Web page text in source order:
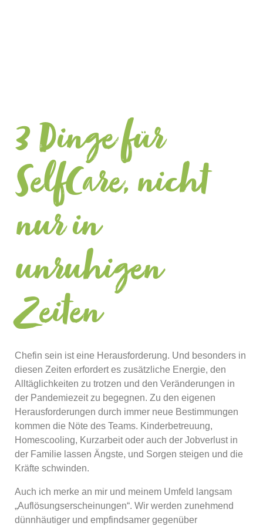
3 Dinge für
SelfCare, nicht
nur in
unruhigen
Zeiten
Chefin sein ist eine Herausforderung. Und besonders in
diesen Zeiten erfordert es zusätzliche Energie, den
Alltäglichkeiten zu trotzen und den Veränderungen in
der Pandemiezeit zu begegnen. Zu den eigenen
Herausforderungen durch immer neue Bestimmungen
kommen die Nöte des Teams. Kinderbetreuung,
Homescooling, Kurzarbeit oder auch der Jobverlust in
der Familie lassen Ängste, und Sorgen steigen und die
Kräfte schwinden.
Auch ich merke an mir und meinem Umfeld langsam
„Auflösungserscheinungen“. Wir werden zunehmend
dünnhäutiger und empfindsamer gegenüber